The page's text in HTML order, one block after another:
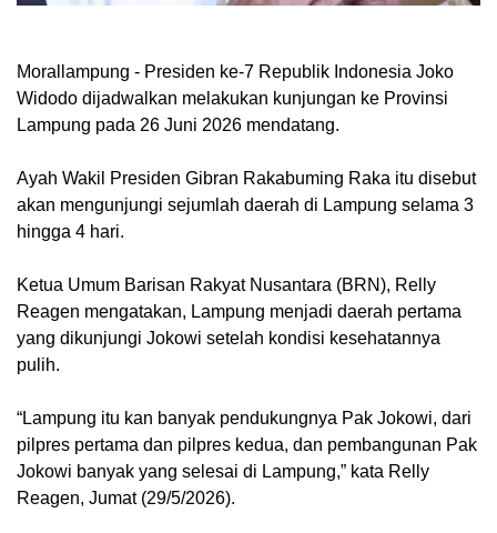
Morallampung - Presiden ke-7 Republik Indonesia Joko
Widodo dijadwalkan melakukan kunjungan ke Provinsi
Lampung pada 26 Juni 2026 mendatang.
Ayah Wakil Presiden Gibran Rakabuming Raka itu disebut
akan mengunjungi sejumlah daerah di Lampung selama 3
hingga 4 hari.
Ketua Umum Barisan Rakyat Nusantara (BRN), Relly
Reagen mengatakan, Lampung menjadi daerah pertama
yang dikunjungi Jokowi setelah kondisi kesehatannya
pulih.
“Lampung itu kan banyak pendukungnya Pak Jokowi, dari
pilpres pertama dan pilpres kedua, dan pembangunan Pak
Jokowi banyak yang selesai di Lampung,” kata Relly
Reagen, Jumat (29/5/2026).